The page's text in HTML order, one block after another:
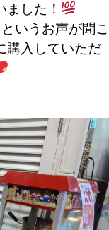
した！
いうお声が聞こ
購入していただ